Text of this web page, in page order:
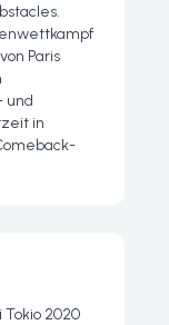
Paris
und
in
2020